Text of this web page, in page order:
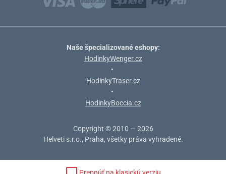
Naše špecializované eshopy:
HodinkyWenger.cz
•
HodinkyTraser.cz
•
HodinkyBoccia.cz
Copyright © 2010 — 2026
Helveti s.r.o., Praha, všetky práva vyhradené.
Prepnúť na klasickú verziu